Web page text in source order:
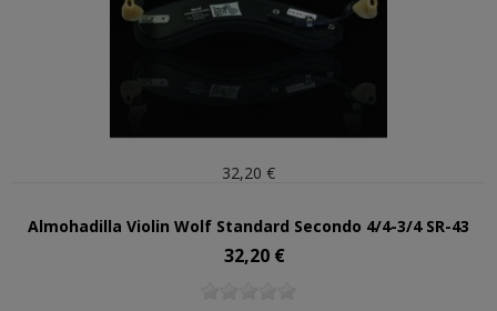
32,20 €
Almohadilla Violin Wolf Standard Secondo 4/4-3/4 SR-43
Precio
32,20 €